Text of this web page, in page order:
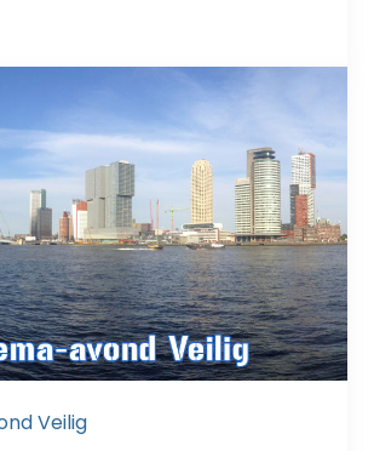
Veilig